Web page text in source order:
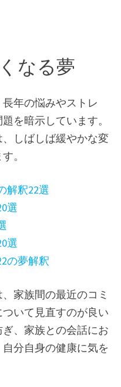
なる夢
年の悩みやストレ
を暗示しています。
しばしば緩やかな変
。
解釈22選
選
選
の夢解釈
家族間の最近のコミ
いて見直すのが良い
、家族との会話にお
分自身の健康に気を